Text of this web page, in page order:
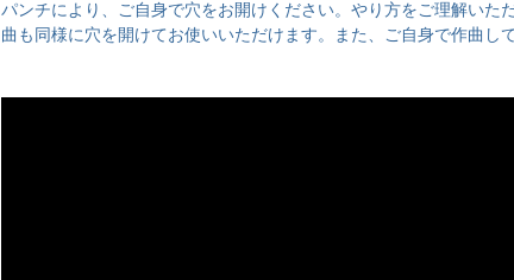
パンチにより、ご自身で穴をお開けください。やり方をご理解いた
曲も同様に穴を開けてお使いいただけます。また、ご自身で作曲し